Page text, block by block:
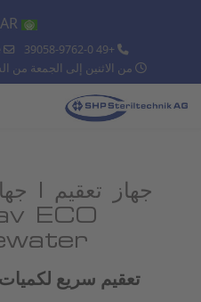
اختر لغتك
+49 39058-9762-0
من الاثنين إلى الجمعة من الساعة 8:00 صباحًا
جهاز تعقيم |
ECO
تعقيم سريع